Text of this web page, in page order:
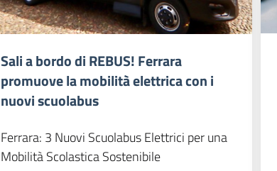
Sali a bordo di REBUS! Ferrara
promuove la mobilità elettrica con i
nuovi scuolabus
Ferrara: 3 Nuovi Scuolabus Elettrici per una
Mobilità Scolastica Sostenibile